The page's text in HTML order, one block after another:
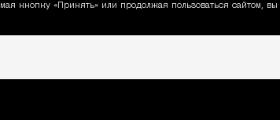
Cookie
кнопку «Принять» или продолжая пользоваться сайтом, вы